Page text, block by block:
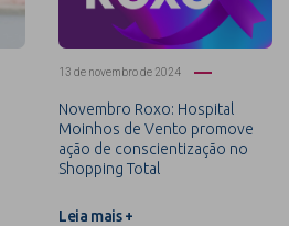
13 de novembro de 2024
Novembro Roxo: Hospital
Moinhos de Vento promove
ação de conscientização no
Shopping Total
Leia mais +